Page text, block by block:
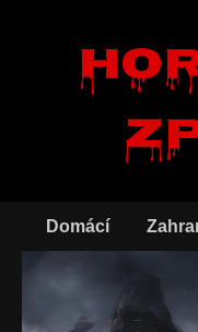
Domácí